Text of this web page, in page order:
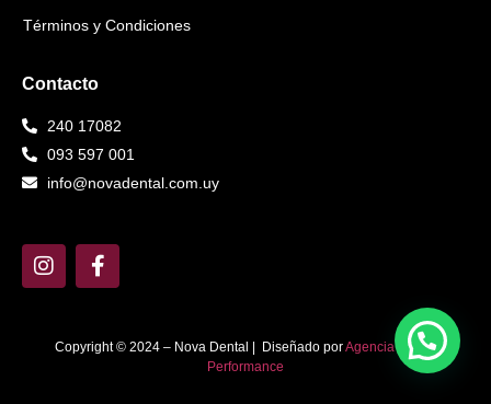
Términos y Condiciones
Contacto
240 17082
093 597 001
info@novadental.com.uy
Copyright © 2024 – Nova Dental | Diseñado porAgencia – SBC
Performance